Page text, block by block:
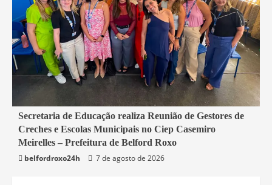
4 min read
Belford Roxo
Secretaria de Educação realiza Reunião de Gestores de
Creches e Escolas Municipais no Ciep Casemiro
Meirelles – Prefeitura de Belford Roxo
belfordroxo24h
7 de agosto de 2026